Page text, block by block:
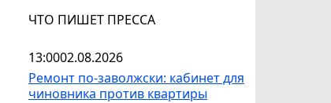
ЧТО ПИШЕТ ПРЕССА
13:0002.08.2026
Ремонт по-заволжски: кабинет для
чиновника против квартиры